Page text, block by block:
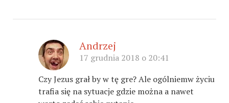
Andrzej
17 grudnia 2018 o 20:41
Czy Jezus grał by w tę gre? Ale ogólniemw życiu
trafia się na sytuacje gdzie można a nawet